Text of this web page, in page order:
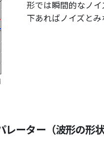
形では瞬間的なノ
下あればノイズとみ
ーター（波形の形状